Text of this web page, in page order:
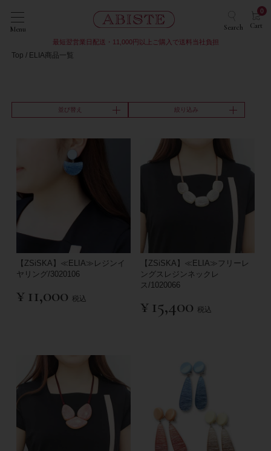
Menu Search Cart
0
最短翌営業日配送・11,000円以上ご購入で送料当社負担
Top ELIA商品一覧
並び替え 絞り込み
【ZSiSKA】≪ELIA≫レジンイ
ヤリング/3020106
¥ 11,000 税込
【ZSiSKA】≪ELIA≫フリーレ
ングスレジンネックレ
ス/1020066
¥ 15,400 税込